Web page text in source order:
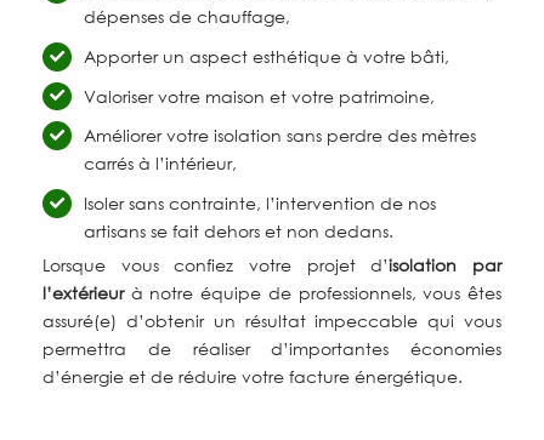
dépenses de chauffage,
Apporter un aspect esthétique à votre bâti,
Valoriser votre maison et votre patrimoine,
Améliorer votre isolation sans perdre des mètres
carrés à l’intérieur,
Isoler sans contrainte, l’intervention de nos
artisans se fait dehors et non dedans.
Lorsque vous confiez votre projet d’isolation par
l’extérieurà notre équipe de professionnels, vous êtes
assuré(e) d’obtenir un résultat impeccable qui vous
permettra de réaliser d’importantes économies
d’énergie et de réduire votre facture énergétique.